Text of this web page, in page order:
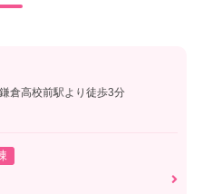
倉高校前駅より徒歩3分